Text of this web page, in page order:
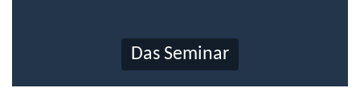
Das Seminar